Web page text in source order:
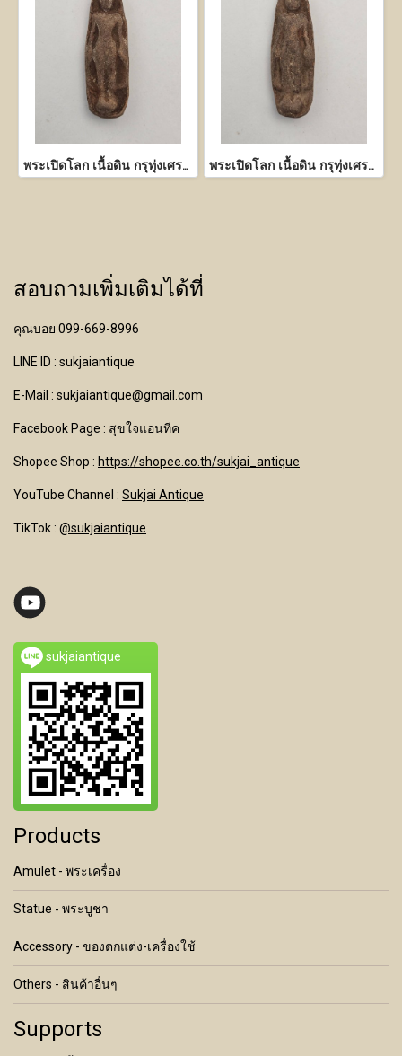
พระเปิดโลก เนื้อดิน กรุทุ่งเศรษฐี กำแพงเพชร พระเปิดโลก เนื้อดิน กรุทุ่งเศรษฐี กำแพงเพชร
สอบถามเพิ่มเติมได้ที่
คุณบอย 099-669-8996
LINE ID : sukjaiantique
E-Mail : sukjaiantique@gmail.com
Facebook Page : สุขใจแอนทีค
Shopee Shop : https://shopee.co.th/sukjai_antique
YouTube Channel : Sukjai Antique
TikTok : @sukjaiantique
sukjaiantique
Products
Amulet - พระเครื่อง
Statue - พระบูชา
Accessory - ของตกแต่ง-เครื่องใช้
Others - สินค้าอื่นๆ
Supports